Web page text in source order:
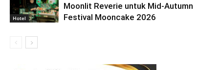
Hotel
Moonlit Reverie untuk Mid-Autumn
Festival Mooncake 2026